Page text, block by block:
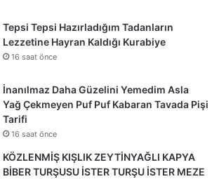
Tepsi Tepsi Hazırladığım Tadanların
Lezzetine Hayran Kaldığı Kurabiye
16 saat önce
İnanılmaz Daha Güzelini Yemedim Asla
Yağ Çekmeyen Puf Puf Kabaran Tavada Pişi
Tarifi
16 saat önce
KÖZLENMİŞ KIŞLIK ZEYTİNYAĞLI KAPYA
BİBER TURŞUSU İSTER TURŞU İSTER MEZE